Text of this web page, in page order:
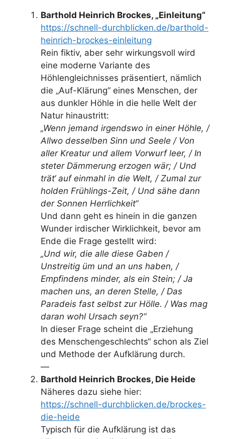
Barthold Heinrich Brockes, „Einleitung“
https://schnell-durchblicken.de/barthold-
heinrich-brockes-einleitung
Rein fiktiv, aber sehr wirkungsvoll wird
eine moderne Variante des
Höhlengleichnisses präsentiert, nämlich
die „Auf-Klärung“ eines Menschen, der
aus dunkler Höhle in die helle Welt der
Natur hinaustritt:
„Wenn jemand irgendswo in einer Höhle, /
Allwo desselben Sinn und Seele / Von
aller Kreatur und allem Vorwurf leer, / In
steter Dämmerung erzogen wär; / Und
trät‘ auf einmahl in die Welt, / Zumal zur
holden Frühlings-Zeit, / Und sähe dann
der Sonnen Herrlichkeit“
Und dann geht es hinein in die ganzen
Wunder irdischer Wirklichkeit, bevor am
Ende die Frage gestellt wird:
„Und wir, die alle diese Gaben /
Unstreitig üm und an uns haben, /
Empfindens minder, als ein Stein; / Ja
machen uns, an deren Stelle, / Das
Paradeis fast selbst zur Hölle. / Was mag
daran wohl Ursach seyn?“
In dieser Frage scheint die „Erziehung
des Menschengeschlechts“ schon als Ziel
und Methode der Aufklärung durch.
—
Barthold Heinrich Brockes, Die Heide
Näheres dazu siehe hier:
https://schnell-durchblicken.de/brockes-
die-heide
Typisch für die Aufklärung ist das